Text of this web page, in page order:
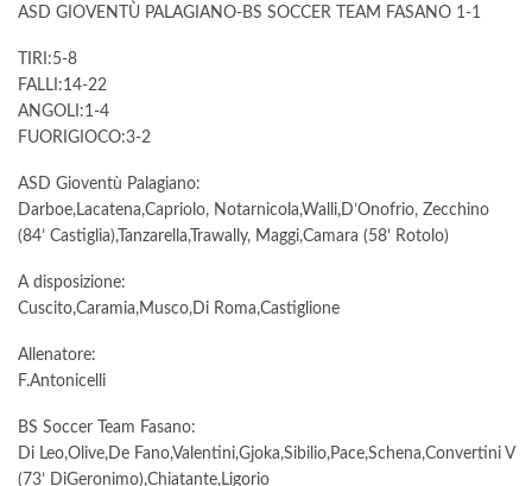
ASD GIOVENTÙ PALAGIANO-BS SOCCER TEAM FASANO 1-1
TIRI:5-8
FALLI:14-22
ANGOLI:1-4
FUORIGIOCO:3-2
ASD Gioventù Palagiano:
Darboe,Lacatena,Capriolo, Notarnicola,Walli,D’Onofrio, Zecchino
(84’ Castiglia),Tanzarella,Trawally, Maggi,Camara (58’ Rotolo)
A disposizione:
Cuscito,Caramia,Musco,Di Roma,Castiglione
Allenatore:
F.Antonicelli
BS Soccer Team Fasano:
Di Leo,Olive,De Fano,Valentini,Gjoka,Sibilio,Pace,Schena,Convertini V
(73’ DiGeronimo),Chiatante,Ligorio